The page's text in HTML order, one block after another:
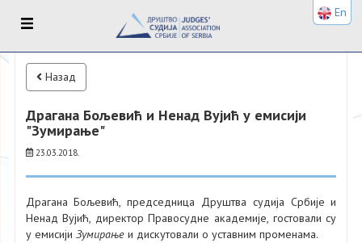
Назад
Драгана Бољевић и Ненад Вујић у емисији
"Зумирање"
23.03.2018.
​Драгана Бољевић, председница Друштва судија Србије и
Ненад Вујић, директор Правосудне академије, гостовали су
у емисији Зумирањеи дискутовали о уставним променама.
En